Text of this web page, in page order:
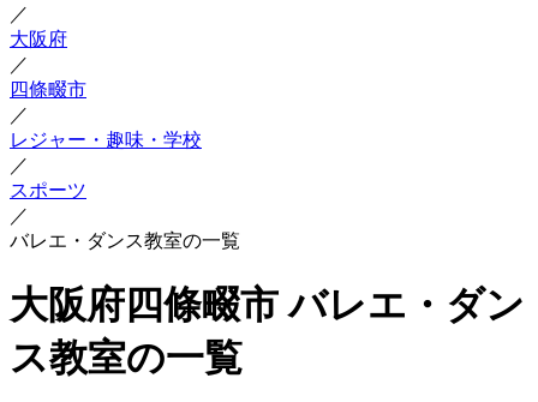
／
大阪府
／
四條畷市
／
レジャー・趣味・学校
／
スポーツ
／
バレエ・ダンス教室の一覧
大阪府四條畷市 バレエ・ダン
ス教室の一覧